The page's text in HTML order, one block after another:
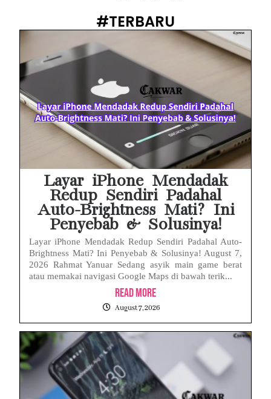
Prabowo Sebut ‘Londo Ireng’, Ray Rangkuti Desak DPR Bersikap, Ini Ulasan Politiknya
MAKI Soroti Penahanan Eks Jampidsus Febrie Adriansyah Tanpa Rompi Pink
Babak Baru Kasus Febrie Adriansyah, Rencana Praperadilan Penyitaan Emas dan Uang Tunai Jadi Sorotan
Baterai Apple Watch Cepat Boros? Ini Penyebab dan Cara Mengatasinya
HP Huawei Cepat Panas? Ini Penyebab Utama dan Cara Mengatasinya
#TERBARU
Layar iPhone Mendadak
Redup Sendiri Padahal
Auto-Brightness Mati? Ini
Penyebab & Solusinya!
Layar iPhone Mendadak Redup Sendiri Padahal Auto-
Brightness Mati? Ini Penyebab & Solusinya! August 7,
2026 Rahmat Yanuar Sedang asyik main game berat
atau memakai navigasi Google Maps di bawah terik...
Read More
August 7, 2026